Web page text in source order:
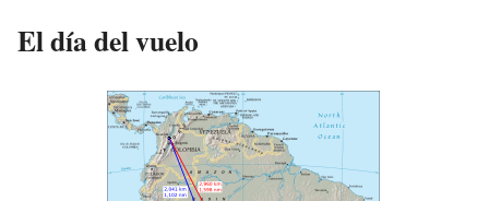
El día del vuelo